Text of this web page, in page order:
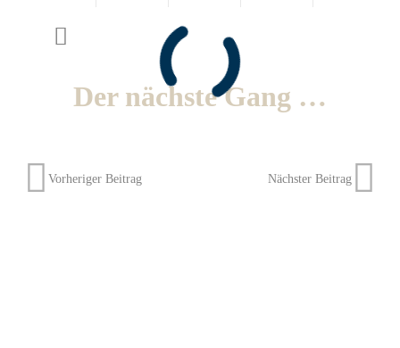
Der nächste Gang …
Vorheriger Beitrag Nächster Beitrag